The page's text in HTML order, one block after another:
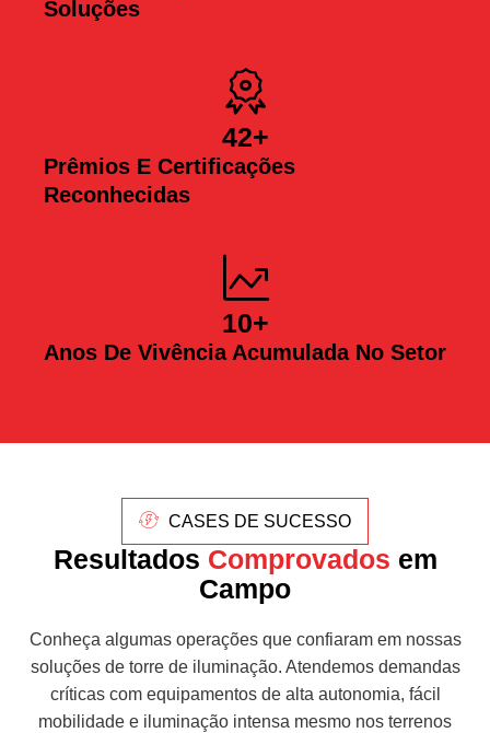
Soluções
Prêmios E Certificações
Reconhecidas
42+
Anos De Vivência Acumulada No Setor
10+
CASES DE SUCESSO
Resultados Comprovados em
Campo
Conheça algumas operações que confiaram em nossas
soluções de torre de iluminação. Atendemos demandas
críticas com equipamentos de alta autonomia, fácil
mobilidade e iluminação intensa mesmo nos terrenos